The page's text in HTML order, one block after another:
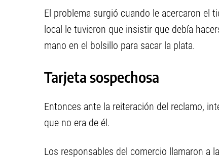
El problema surgió cuando le acercaron el
local le tuvieron que insistir que debía
mano en el bolsillo para sacar la plata.
Tarjeta sospechosa
Entonces ante la reiteración del reclamo,
que no era de él.
Los responsables del comercio llamaron a